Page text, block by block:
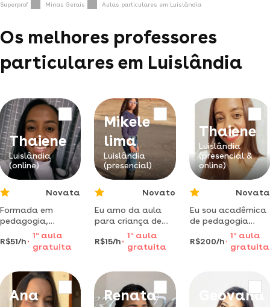
Superprof Minas Gerais Aulas particulares em Luislândia
Os melhores professores
particulares em Luislândia
Thaiene
Luislândia
(online)
Novata
Formada em
pedagogia,
habilidades em
alfabetização
leitura, auxílio de
casa.
R$51/h
1 a aula
gratuita
Mikele
lima
Luislândia
(presencial)
Novato
Eu amo da aula
para criança de
música e eu em
sino
R$15/h
1 a aula
gratuita
Thaiene
Luislândia
(presencial &
online)
Novata
Eu sou acadêmica
de pedagogia
estou no último
semestre,
pretendo atender
R$200/h
1 a aula
gratuita
Ana Renata Geovana